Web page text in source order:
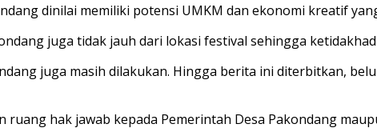
dinilai memiliki potensi UMKM dan ekonomi kreatif
juga tidak jauh dari lokasi festival sehingga
juga masih dilakukan. Hingga berita ini diterbitkan,
ruang hak jawab kepada Pemerintah Desa Pakondang